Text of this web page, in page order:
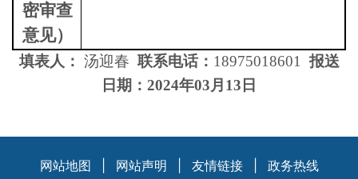
密审查
意见）
填表人： 汤迎春 联系电话： 18975018601 报送
日期： 2024年03月13日
网站地图 网站声明 友情链接 政务热线